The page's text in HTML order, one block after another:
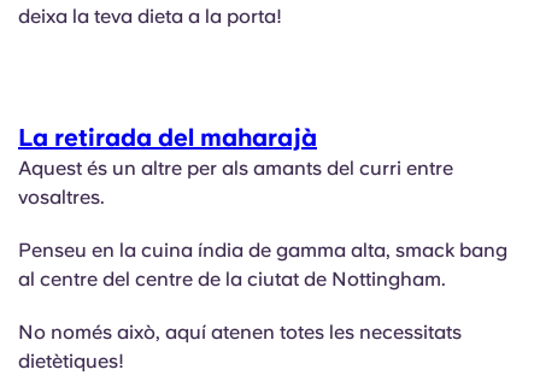
deixa la teva dieta a la porta!
La retirada del maharajà
Aquest és un altre per als amants del curri entre
vosaltres.
Penseu en la cuina índia de gamma alta, smack bang
al centre del centre de la ciutat de Nottingham.
No només això, aquí atenen totes les necessitats
dietètiques!